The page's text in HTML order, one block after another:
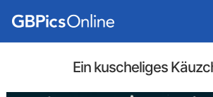
Ein kuscheliges